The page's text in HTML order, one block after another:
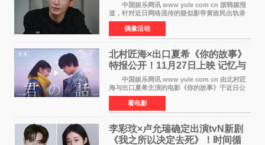
中国娱乐网讯 www yule com cn 据韩媒报
道，针对近日网络流传的疑似影帝黄政民出轨录
音及短信爆料，黄政民所属经纪公司于今日正式
发表声明，明确否认相关传闻。 公司表示，
爆料者是一名长
偶像活动
北村匠海×出口夏希《你的故事》
特报公开！11月27日上映 记忆与
初恋的奇幻交织
中国娱乐网讯 www yule com cn 由北村匠
海与出口夏希主演的电影《你的故事》于近日公
开特报影像，正式定档11月27日上映。 本片
改编自三秋缒同名小说，编剧由曾执笔《孤独摇
滚！》的吉田惠
看电影
李彩玟×卢允瑞确定出演tvN新剧
《我之所以决定去死》！时间循